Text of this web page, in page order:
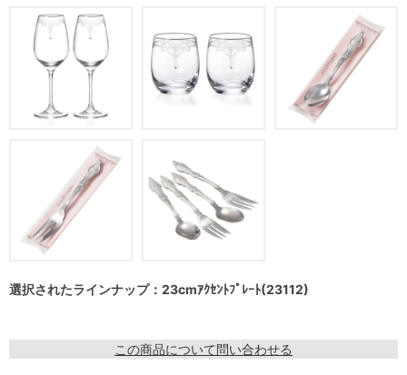
選択されたラインナップ：23cmｱｸｾﾝﾄﾌﾟﾚｰﾄ(23112)
この商品について問い合わせる